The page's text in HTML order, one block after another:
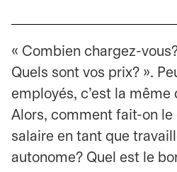
« Combien chargez-
Quels sont vos prix? ».
employés, c’est la
Alors, comment fait-on le
salaire en tant que
autonome? Quel est le